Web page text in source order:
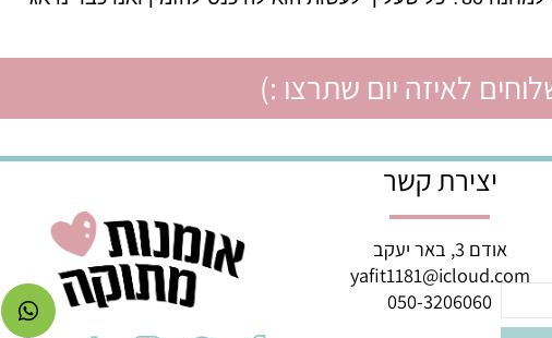
לאיזה יום שתרצו :)
יצירת קשר
אודם 3, באר יעקב
yafit1181@icloud.com